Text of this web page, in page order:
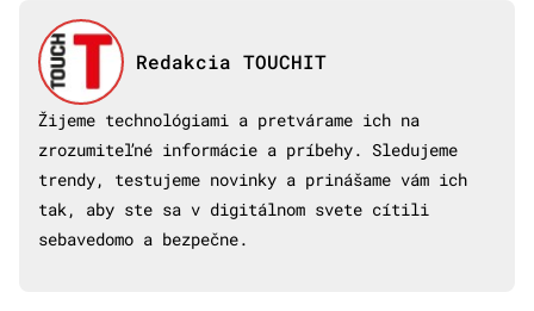
Redakcia TOUCHIT
Žijeme technológiami a pretvárame ich na
zrozumiteľné informácie a príbehy. Sledujeme
trendy, testujeme novinky a prinášame vám ich
tak, aby ste sa v digitálnom svete cítili
sebavedomo a bezpečne.